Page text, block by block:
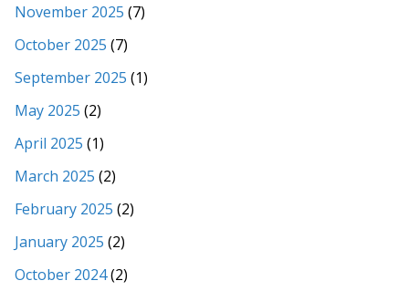
November 2025 (7)
October 2025 (7)
September 2025 (1)
May 2025 (2)
April 2025 (1)
March 2025 (2)
February 2025 (2)
January 2025 (2)
October 2024(2)